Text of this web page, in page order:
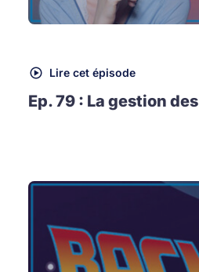
Lire cet épisode
Ep. 79 : La gestion